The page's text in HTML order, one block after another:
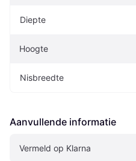
Diepte
Hoogte
Nisbreedte
Aanvullende informatie
Vermeld op Klarna